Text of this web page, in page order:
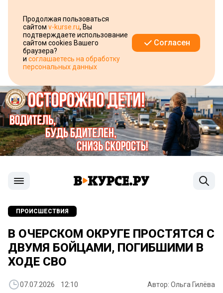
Продолжая пользоваться
сайтом v-kurse.ru, Вы
подтверждаете использование
сайтом cookies Вашего
браузера?
и соглашаетесь на обработку
персональных данных
Согласен
ПРОИСШЕСТВИЯ
В ОЧЕРСКОМ ОКРУГЕ ПРОСТЯТСЯ С
ДВУМЯ БОЙЦАМИ, ПОГИБШИМИ В
ХОДЕ СВО
07.07.2026 12:10 Автор: Ольга Гилёва